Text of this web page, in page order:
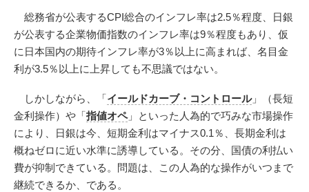
総務省が公表するCPI総合のインフレ率は2.5％程度、日銀
が公表する企業物価指数のインフレ率は9％程度もあり、仮
に日本国内の期待インフレ率が3％以上に高まれば、名目金
利が3.5％以上に上昇しても不思議ではない。
しかしながら、「イールドカーブ・コントロール」（長短
金利操作）や「指値オペ」といった人為的で巧みな市場操作
により、日銀は今、短期金利はマイナス0.1％、長期金利は
概ねゼロに近い水準に誘導している。その分、国債の利払い
費が抑制できている。問題は、この人為的な操作がいつまで
継続できるか、である。